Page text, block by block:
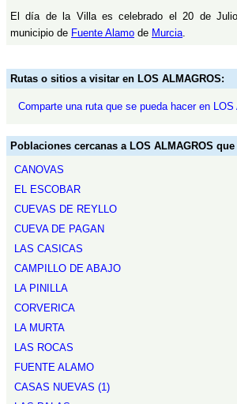
El día de la Villa es celebrado el 20 de
municipio de Fuente Alamo de Murcia.
Rutas o sitios a visitar en LOS ALMAGROS:
Comparte una ruta que se pueda hacer en
Poblaciones cercanas a LOS ALMAGROS
CANOVAS
EL ESCOBAR
CUEVAS DE REYLLO
CUEVA DE PAGAN
LAS CASICAS
CAMPILLO DE ABAJO
LA PINILLA
CORVERICA
LA MURTA
LAS ROCAS
FUENTE ALAMO
CASAS NUEVAS (1)